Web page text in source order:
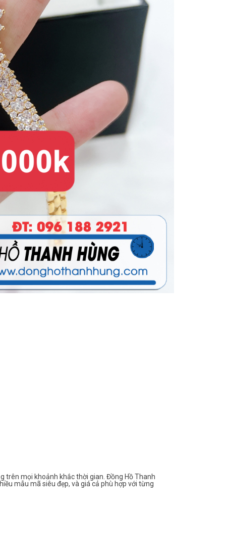
trên mọi khoảnh khắc thời gian. Đồng Hồ Thanh
mẫu mã siêu đẹp, và giá cả phù hợp với từng